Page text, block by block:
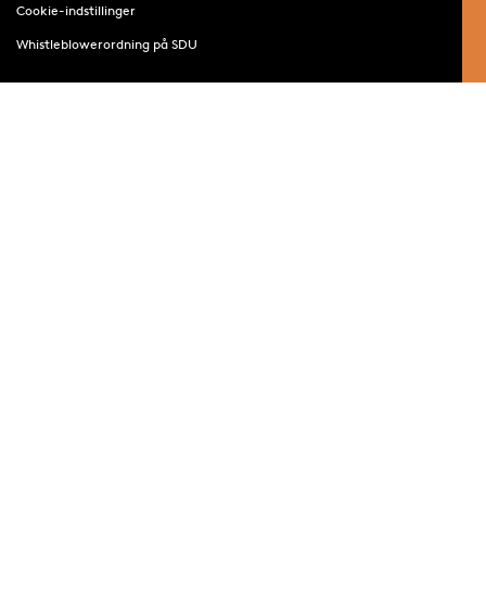
Cookie-indstillinger
Whistleblowerordning på SDU